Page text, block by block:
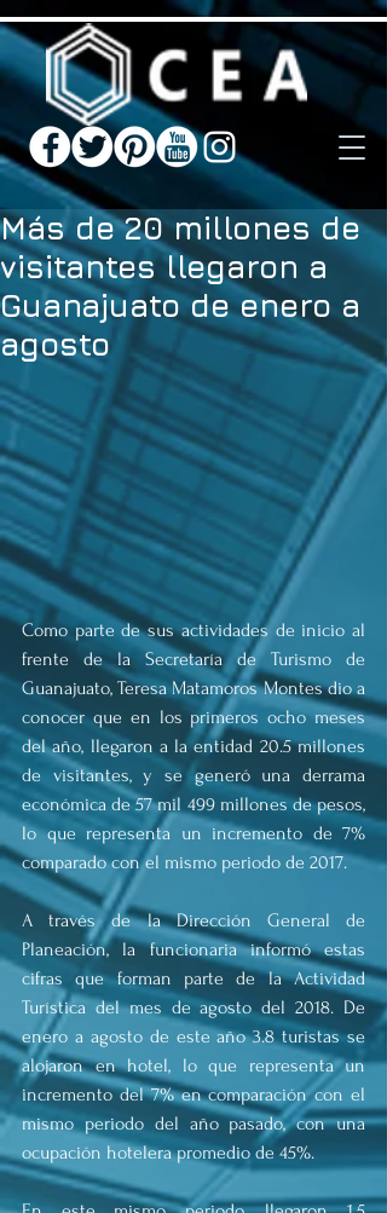
Más de 20 millones de
visitantes llegaron a
Guanajuato de enero a
agosto
Como parte de sus actividades de inicio al
frente de la Secretaría de Turismo de
Guanajuato, Teresa Matamoros Montes dio a
conocer que en los primeros ocho meses
del año, llegaron a la entidad 20.5 millones
de visitantes, y se generó una derrama
económica de 57 mil 499 millones de pesos,
lo que representa un incremento de 7%
comparado con el mismo periodo de 2017.
A través de la Dirección General de
Planeación, la funcionaria informó estas
cifras que forman parte de la Actividad
Turística del mes de agosto del 2018. De
enero a agosto de este año 3.8 turistas se
alojaron en hotel, lo que representa un
incremento del 7% en comparación con el
mismo periodo del año pasado, con una
ocupación hotelera promedio de 45%.